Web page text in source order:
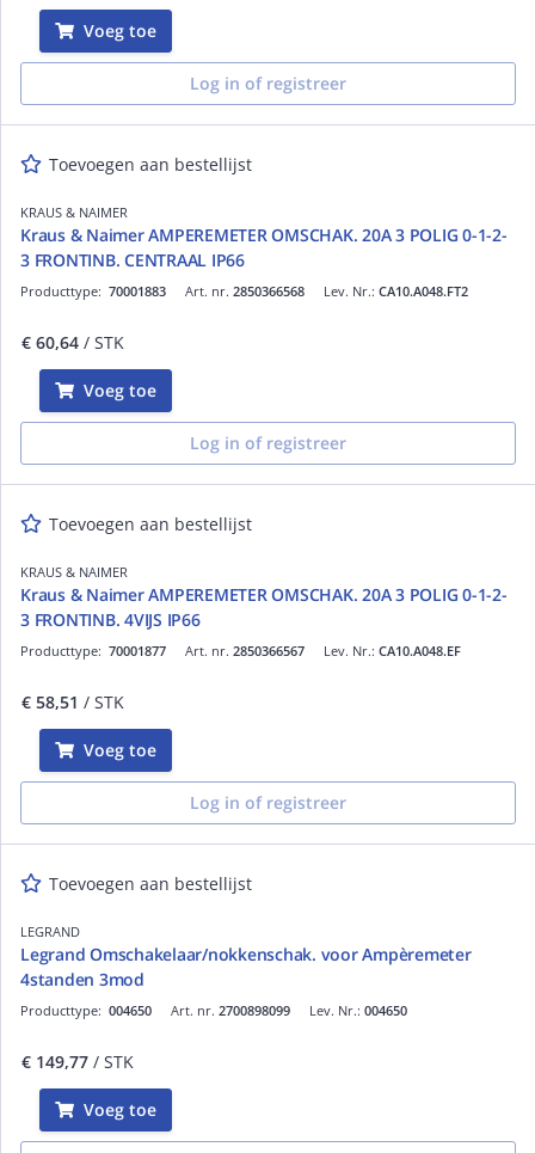
Voeg toe
Log in of registreer
Toevoegen aan bestellijst
KRAUS & NAIMER
Kraus & Naimer AMPEREMETER OMSCHAK. 20A 3 POLIG 0-1-2-
3 FRONTINB. CENTRAAL IP66
Art. nr. 2850366568
Producttype: 70001883 Lev. Nr.: CA10.A048.FT2
€ 60,64 / STK
Voeg toe
Log in of registreer
Toevoegen aan bestellijst
KRAUS & NAIMER
Kraus & Naimer AMPEREMETER OMSCHAK. 20A 3 POLIG 0-1-2-
3 FRONTINB. 4VIJS IP66
Art. nr. 2850366567
Producttype: 70001877 Lev. Nr.: CA10.A048.EF
€ 58,51 / STK
Voeg toe
Log in of registreer
Toevoegen aan bestellijst
LEGRAND
Legrand Omschakelaar/nokkenschak. voor Ampèremeter
4standen 3mod
Art. nr. 2700898099
Producttype: 004650 Lev. Nr.: 004650
€ 149,77 / STK
Voeg toe